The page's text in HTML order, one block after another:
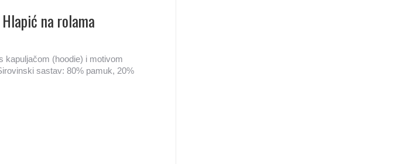
na rolama
kapuljačom (hoodie) i motivom
sastav: 80% pamuk, 20%